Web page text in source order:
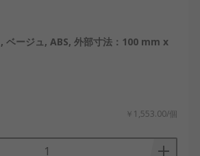
, ベージュ, ABS, 外部寸法：100 mm x
￥1,553.00/個